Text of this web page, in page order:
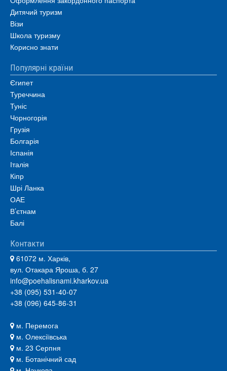
Дитячий туризм
Візи
Школа туризму
Корисно знати
Популярні країни
Єгипет
Туреччина
Туніс
Чорногорія
Грузія
Болгарія
Іспанія
Італія
Кіпр
Шрі Ланка
ОАЕ
В’єтнам
Балі
Контакти
61072 м. Харків,
вул. Отакара Яроша, б. 27
info@poehalisnami.kharkov.ua
+38 (095) 531-40-07
+38 (096) 645-86-31
м. Перемога
м. Олексіївська
м. 23 Серпня
м. Ботанічний сад